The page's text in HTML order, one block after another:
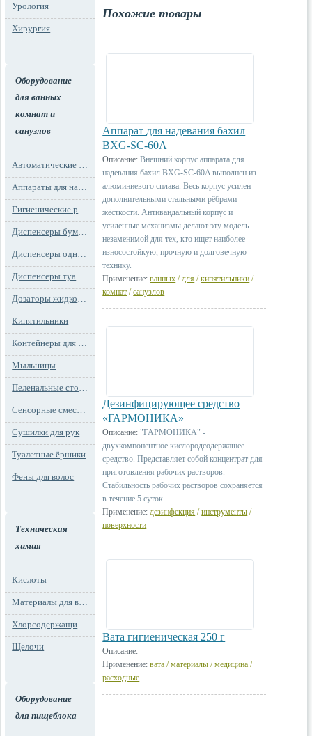
Урология
Хирургия
Оборудование
для ванных
комнат и
санузлов
Автоматические освежители воздуха
Аппараты для надевания бахил
Гигиенические расходные материалы
Диспенсеры бумажных полотенец
Диспенсеры одноразовых сидений на унитаз
Диспенсеры туалетной бумаги
Дозаторы жидкого мыла
Кипятильники
Контейнеры для мусора
Мыльницы
Пеленальные столы и детские сидения
Сенсорные смесители
Сушилки для рук
Туалетные ёршики
Фены для волос
Техническая
химия
Кислоты
Материалы для водоподготовки
Хлорсодержащие препараты
Щелочи
Оборудование
для пищеблока
Похожие товары
Аппарат для надевания бахил
BXG-SC-60A
Описание: Внешний корпус аппарата для
надевания бахил BXG-SC-60A выполнен из
алюминиевого сплава. Весь корпус усилен
дополнительными стальными рёбрами
жёсткости. Антивандальный корпус и
усиленные механизмы делают эту модель
незаменимой для тех, кто ищет наиболее
износостойкую, прочную и долговечную
технику.
Применение: ванных /для /кипятильники /
комнат /санузлов
Дезинфицирующее средство
«ГАРМОНИКА»
Описание: "ГАРМОНИКА" -
двухкомпонентное кислородсодержащее
средство. Представляет собой концентрат для
приготовления рабочих растворов.
Стабильность рабочих растворов сохраняется
в течение 5 суток.
Применение: дезинфекция /инструменты /
поверхности
Вата гигиеническая 250 г
Описание:
Применение: вата /материалы /медицина /
расходные